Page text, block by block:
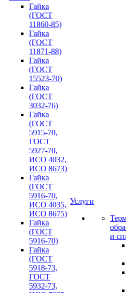
Гайка
(ГОСТ
11860-85)
Гайка
(ГОСТ
11871-88)
Гайка
(ГОСТ
15523-70)
Гайка
(ГОСТ
3032-76)
Гайка
(ГОСТ
5915-70,
ГОСТ
5927-70,
ИСО 4032,
ИСО 8673)
Гайка
(ГОСТ
5916-70,
ИСО 4035,
ИСО 8675)
Гайка
(ГОСТ
5916-70)
Гайка
(ГОСТ
5918-73,
ГОСТ
5932-73,
Услуги
и